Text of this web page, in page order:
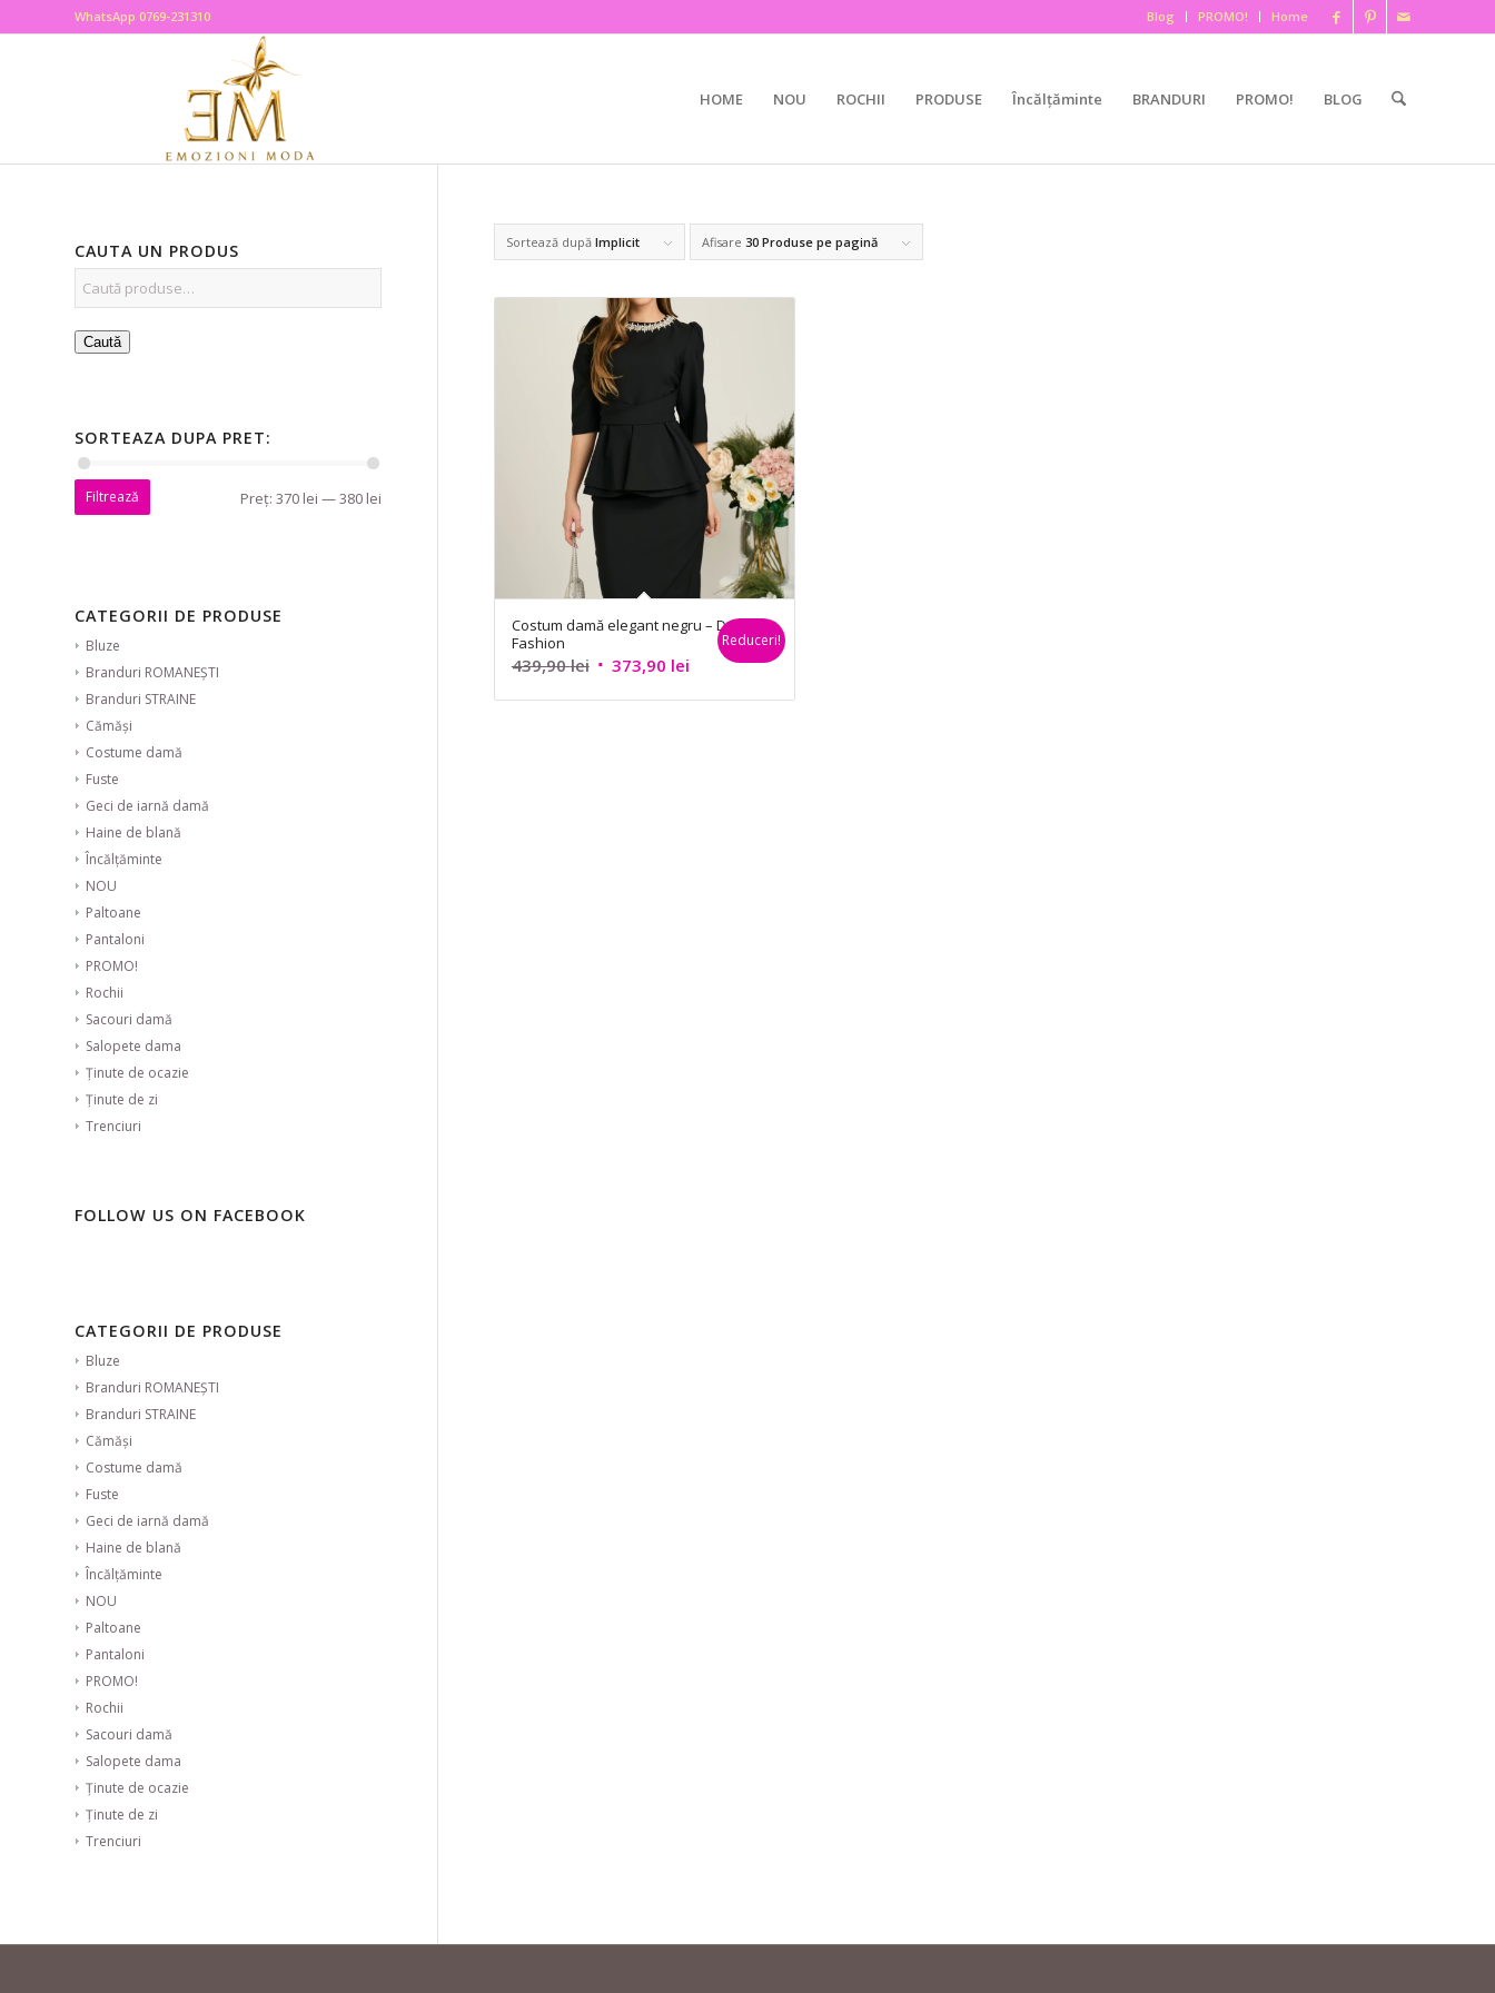
Blog PROMO! Home
WhatsApp 0769-231310
HOME NOU ROCHII PRODUSE Încălțăminte BRANDURI PROMO! BLOG
Sortează după Implicit Afisare 30 Produse pe pagină
Costum damă elegant negru – Dy
Fashion
439,90lei Prețul
373,90 leiPrețul
Reduceri!
CAUTA UN PRODUS
Caută
SORTEAZA DUPA PRET:
Filtrează Preț: 370 lei —380 lei
CATEGORII DE PRODUSE
Bluze
Branduri ROMANEȘTI
Branduri STRAINE
Cămăși
Costume damă
Fuste
Geci de iarnă damă
Haine de blană
Încălțăminte
NOU
Paltoane
Pantaloni
PROMO!
Rochii
Sacouri damă
Salopete dama
Ținute de ocazie
Ținute de zi
Trenciuri
FOLLOW US ON FACEBOOK
CATEGORII DE PRODUSE
Bluze
Branduri ROMANEȘTI
Branduri STRAINE
Cămăși
Costume damă
Fuste
Geci de iarnă damă
Haine de blană
Încălțăminte
NOU
Paltoane
Pantaloni
PROMO!
Rochii
Sacouri damă
Salopete dama
Ținute de ocazie
Ținute de zi
Trenciuri